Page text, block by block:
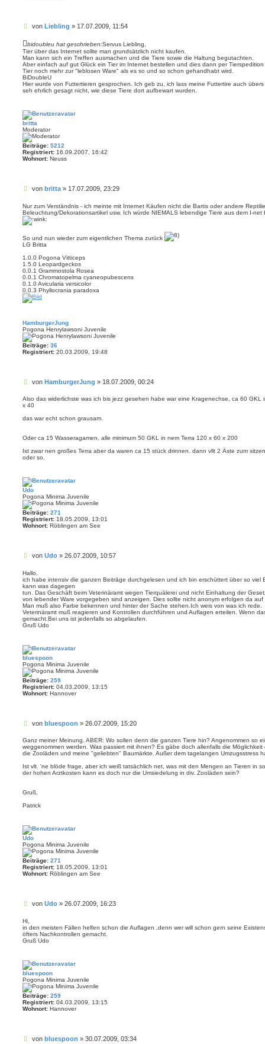
B
i
t
r
a
g
von Liebling » 17.07.2009, 11:54
bidoubleu hat geschrieben:Servus Liebling,
Tier über das Internet sollte man grundsätzlich nicht kaufen.
Man kann sich ein Treffen ausmachen und die Tiere sowie die Haltung begutachten.
Aber einfach auf gut Glück ein Tier im Internet bestellen und dies dann per
Tier noch mehr zur "leblosen Ware" als es so und so schon gehandhabt wird.
BiDoubleU
Hier wurde von Futtertieren gesprochen. Ich geb zu, ich lass meine Futtertire auch
seh ehrlich gesagt nicht, wie diese Tiere dort aufbewart wurden.
britta
Moderator
Beiträge: 5212
Registriert: 16.09.2007, 16:42
Wohnort: Neuss
B
i
t
r
g
von britta» 17.07.2009, 23:29
Nur zum Verständnis - ich meinte mit Internet Käufen nicht die Bartis oder andere
Beleuchtung/Dekorationsartikel usw. Ich würde NIEMALS lebendige Tiere aus dem I-
So und nun wieder zum eigentlichen Thema zurück
LG Britta
1.0.0 Pogona Vitticeps
1.5.0 Leopardgeckos
0.0.1 Grammostola Rosea
0.0.1 Chromatopelma cyaneopubescens
0.1.0 Avicularia versicolor
0.0.3 Phyllocrania paradoxa
HamburgerJung
Pogona Henrylawsoni Juvenile
Beiträge: 36
Registriert: 20.03.2009, 19:48
B
i
t
a
von HamburgerJung » 18.07.2009, 00:24
Also das widerlichste was ich bis jezz gesehen habe war eine Kragenechse, ca 60 GKL
x 40
das war echt schon grausam.
Oder ca 15 Wasseragamen, alle minimum 50 GKL in nem Terra 120 x 60 x 200
Ist zwar nen großes Terra aber da waren ca 15 stück drinnen. dann vllt 2 Äste zum
oder so.
Udo
Pogona Minima Juvenile
Beiträge: 271
Registriert: 18.05.2009, 13:01
Wohnort: Röblingen am See
B
i
t
r
a
g
von Udo» 26.07.2009, 10:57
Hallo,
ich habe intensiv die ganzen Beiträge durchgelesen und ich bin erschüttert über so viel
kann was dagegen
tun. Das Geschäft beim Veterinäramt wegen Tierquälerei und nicht Einhaltung der
von lebender Ware vorgegeben sind anzeigen. Dies sollte nicht anonym erfolgen da
Man muß also Farbe bekennen und hinter der Sache stehen.Ich weis von was ich rede.
Veterinäramt muß reagieren und Kontrollen durchführen und Auflagen erteilen. Wenn
gemacht.Bei uns ist jedenfalls so abgelaufen.
Gruß Udo
bluespoon
Pogona Minima Juvenile
Beiträge: 259
Registriert: 04.03.2009, 13:15
Wohnort: Hannover
B
i
t
r
a
g
von bluespoon » 26.07.2009, 15:20
Ganz meiner Meinung. ABER: Wo sollen denn die ganzen Tiere hin? Angenommen so
weggenommen werden. Was passiert mit ihnen? Es gäbe doch allenfalls die
die Zooläden und meine "geliebten" Baumärkte. Außer dem tagelangen Umzugsstress
Ist vlt. 'ne blöde frage, aber ich weiß tatsächlich net, was mit den Mengen an Tieren in
der hohen Arztkosten kann es doch nur die Umsiedelung in div. Zooläden sein?
Gruß,
Patrick
Udo
Pogona Minima Juvenile
Beiträge: 271
Registriert: 18.05.2009, 13:01
Wohnort: Röblingen am See
B
t
r
a
von Udo» 26.07.2009, 16:23
Hi,
in den meisten Fällen helfen schon die Auflagen ,denn wer will schon gern seine
öfters Nachkontrollen gemacht.
Gruß Udo
bluespoon
Pogona Minima Juvenile
Beiträge: 259
Registriert: 04.03.2009, 13:15
Wohnort: Hannover
Bvon bluespoon » 30.07.2009, 03:34